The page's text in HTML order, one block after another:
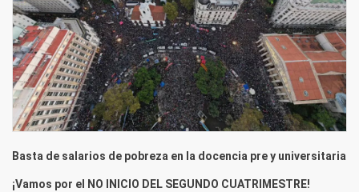
Basta de salarios de pobreza en la docencia pre y universitaria
¡Vamos por el NO INICIO DEL SEGUNDO CUATRIMESTRE!